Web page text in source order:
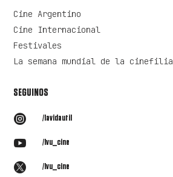
Cine Argentino
Cine Internacional
Festivales
La semana mundial de la cinefilia
SEGUINOS
 /lavidautil
 /lvu_cine
 /lvu_cine